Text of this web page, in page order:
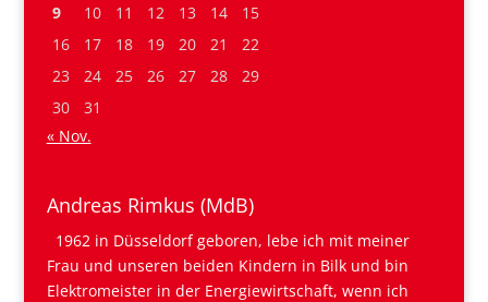
9
10 11 12 13 14
15
16
17 18 19 20 21
22
23
24 25 26 27 28
29
30
31
« Nov.
Andreas Rimkus (MdB)
1962 in Düsseldorf geboren, lebe ich mit meiner
Frau und unseren beiden Kindern in Bilk und bin
Elektromeister in der Energiewirtschaft, wenn ich